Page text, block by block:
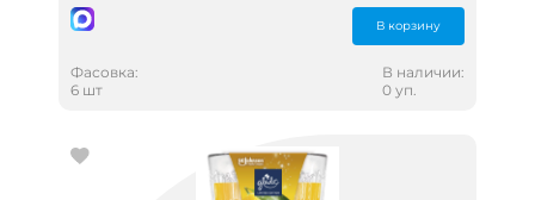
В корзину
Фасовка:
6 шт
В наличии:
0 уп.